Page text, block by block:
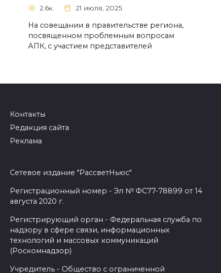
2.6к. 21 июля, 2025
На совещании в правительстве региона,
посвященном проблемным вопросам
АПК, с участием представителей
Контакты
Редакция сайта
Реклама
Сетевое издание "РассветНьюс"
Регистрационный номер - Эл № ФС77-78899 от 14
августа 2020 г.
Регистрирующий орган - Федеральная служба по
надзору в сфере связи, информационных
технологий и массовых коммуникаций
(Роскомнадзор)
Учредитель - Общество с ограниченной